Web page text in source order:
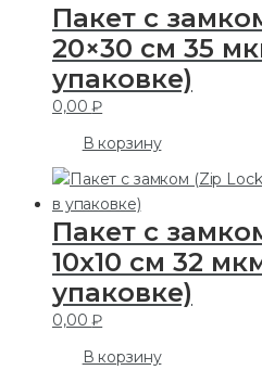
Пакет с
20×30 см 35
упаковке)
0,00₽
В корзину
Пакет с
10х10 см 32
упаковке)
0,00₽
В корзину